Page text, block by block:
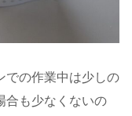
での作業中は少しの
合も少なくないの